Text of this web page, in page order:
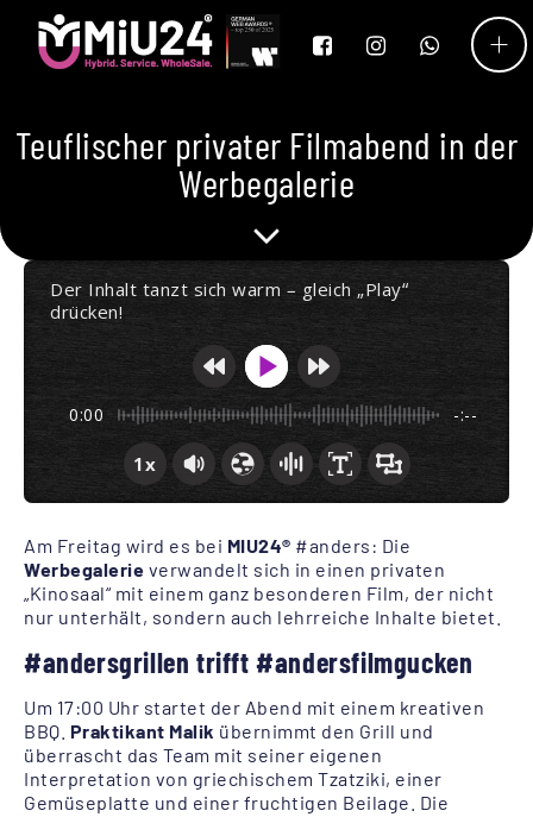
Teuflischer privater Filmabend in der
Werbegalerie
Der Inhalt tanzt sich warm – gleich „Play“
drücken!
0:00 -:--
1x
Am Freitag wird es bei MIU24® #anders: Die
Werbegalerie verwandelt sich in einen privaten
„Kinosaal“ mit einem ganz besonderen Film, der nicht
nur unterhält, sondern auch lehrreiche Inhalte bietet.
#andersgrillen trifft #andersfilmgucken
Um 17:00 Uhr startet der Abend mit einem kreativen
BBQ. Praktikant Malik übernimmt den Grill und
überrascht das Team mit seiner eigenen
Interpretation von griechischem Tzatziki, einer
Gemüseplatte und einer fruchtigen Beilage. Die